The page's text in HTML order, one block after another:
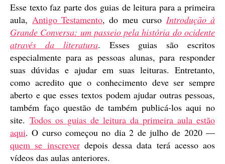
Esse texto faz parte dos guias de leitura para a primeira
aula,Antigo Testamento, do meu curso Introdução à
Grande Conversa: um passeio pela história do ocidente
através da literatura. Esses guias são escritos
especialmente para as pessoas alunas, para responder
suas dúvidas e ajudar em suas leituras. Entretanto,
como acredito que o conhecimento deve ser sempre
aberto e que esses textos podem ajudar outras pessoas,
também faço questão de também publicá-los aqui no
site. Todos os guias de leitura da primeira aula estão
aqui. O curso começou no dia 2 de julho de 2020 —
quem se inscreverdepois dessa data terá acesso aos
vídeos das aulas anteriores.